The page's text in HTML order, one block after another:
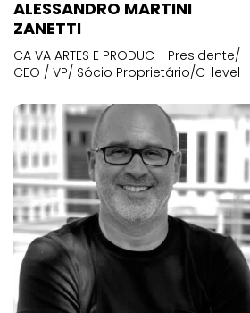
ALESSANDRO MARTINI
ZANETTI
CA VA ARTES E PRODUC - Presidente/
CEO / VP/ Sócio Proprietário/C-level